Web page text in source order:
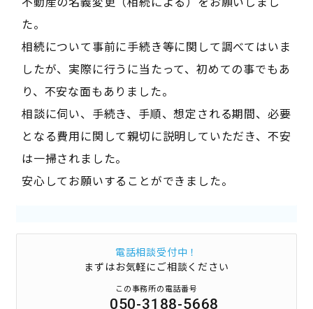
た。
相続について事前に手続き等に関して調べてはいま
したが、実際に行うに当たって、初めての事でもあ
り、不安な面もありました。
相談に伺い、手続き、手順、想定される期間、必要
となる費用に関して親切に説明していただき、不安
は一掃されました。
安心してお願いすることができました。
電話相談受付中！
まずはお気軽にご相談ください
この事務所の電話番号
050-3188-5668